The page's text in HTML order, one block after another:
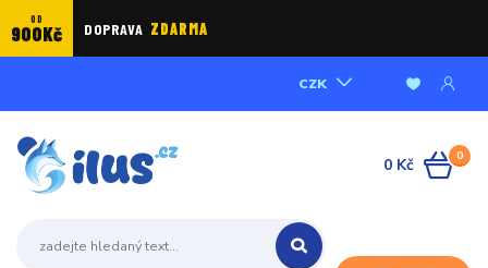
OD
900Kč DOPRAVA ZDARMA
CZK
0
0 Kč